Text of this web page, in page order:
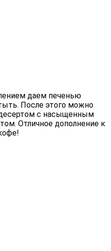
даем печенью
После этого можно
с насыщенным
Отличное дополнение к